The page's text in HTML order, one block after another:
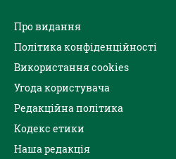
Про видання
Політика конфіденційності
Використання cookies
Угода користувача
Редакційна політика
Кодекс етики
Наша редакція